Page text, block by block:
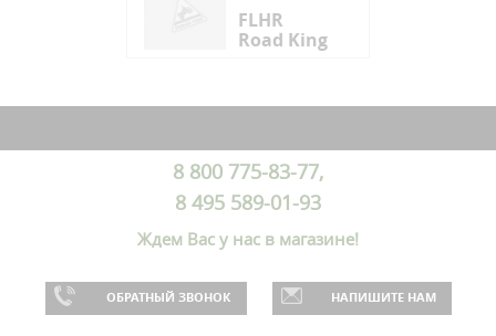
FLHR
Road King
8 800 775-83-77,
8 495 589-01-93
Ждем Вас у нас в магазине!
ОБРАТНЫЙ ЗВОНОК НАПИШИТЕ НАМ